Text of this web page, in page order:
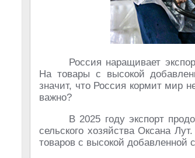
Россия наращивает
На товары с высокой
значит, что Россия кормит мир
важно?
В 2025 году экспорт
сельского хозяйства Оксана
товаров с высокой добавленной